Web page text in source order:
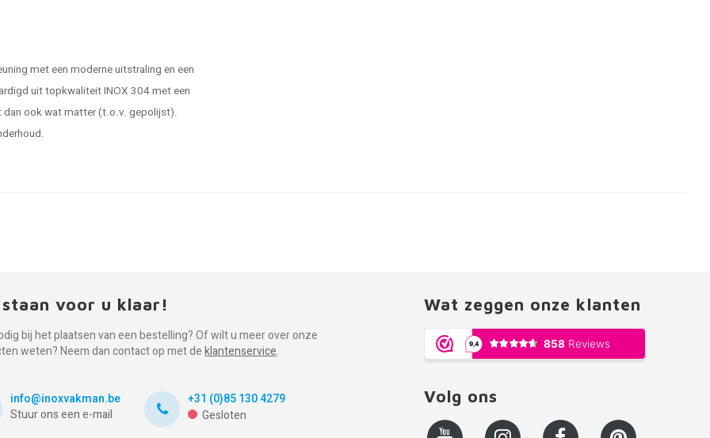
met een moderne uitstraling en een
uit topkwaliteit INOX 304 met een
ook wat matter (t.o.v. gepolijst).
voor u klaar!
bij het plaatsen van een bestelling? Of wilt u meer over onze
weten? Neem dan contact op met deklantenservice.
info@inoxvakman.be
Stuur ons een e-mail
+31 (0)85 130 4279
Gesloten
Wat zeggen onze klanten
Volg ons